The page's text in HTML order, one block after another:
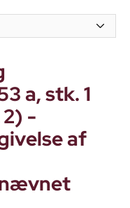
a, stk. 1
-
af